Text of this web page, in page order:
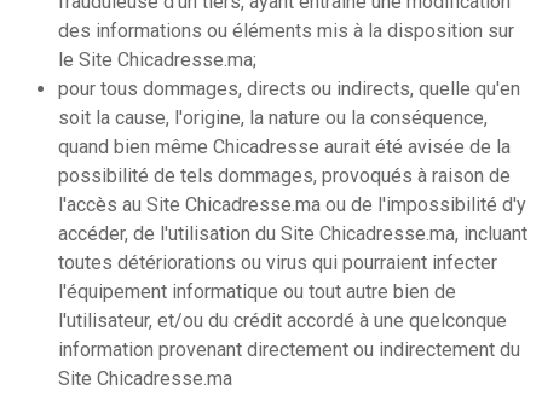
des informations ou éléments mis à la disposition sur
le Site Chicadresse.ma;
pour tous dommages, directs ou indirects, quelle qu'en
soit la cause, l'origine, la nature ou la conséquence,
quand bien même Chicadresse aurait été avisée de la
possibilité de tels dommages, provoqués à raison de
l'accès au Site Chicadresse.ma ou de l'impossibilité d'y
accéder, de l'utilisation du Site Chicadresse.ma, incluant
toutes détériorations ou virus qui pourraient infecter
l'équipement informatique ou tout autre bien de
l'utilisateur, et/ou du crédit accordé à une quelconque
information provenant directement ou indirectement du
Site Chicadresse.ma